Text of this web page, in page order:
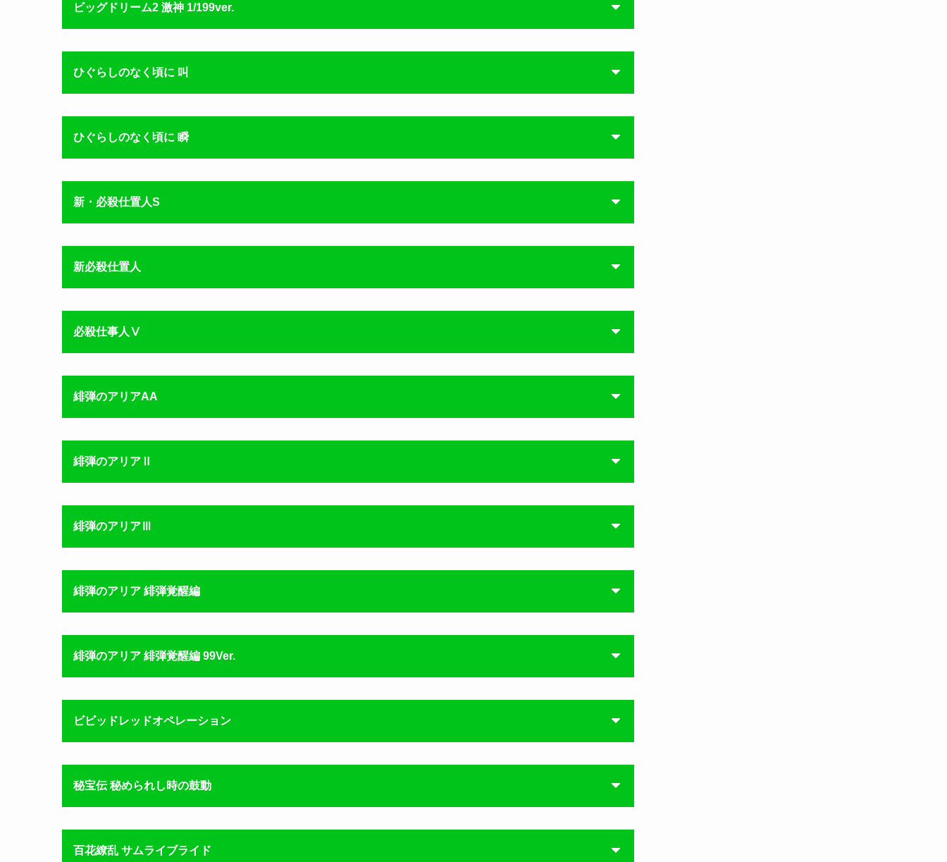
ビッグドリーム2 激神 1/199ver.
ひぐらしのなく頃に 叫
ひぐらしのなく頃に 瞬
新・必殺仕置人S
新必殺仕置人
必殺仕事人Ⅴ
緋弾のアリアAA
緋弾のアリアⅡ
緋弾のアリアⅢ
緋弾のアリア 緋弾覚醒編
緋弾のアリア 緋弾覚醒編 99Ver.
ビビッドレッドオペレーション
秘宝伝 秘められし時の鼓動
百花繚乱 サムライブライド